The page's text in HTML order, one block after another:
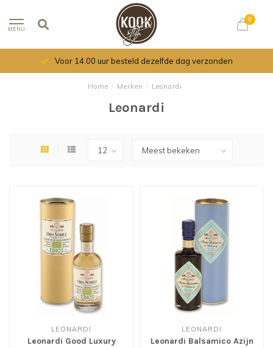
MENU
0
Voor 14.00 uur besteld dezelfde dag verzonden
Home / Merken / Leonardi
Leonardi
LEONARDI
Leonardi Good Luxury
LEONARDI
Leonardi Balsamico Azijn